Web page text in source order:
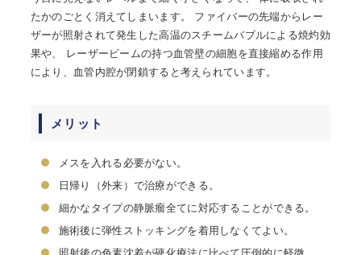
たかのごとく消えてしまいます。 ファイバーの先端からレー
ザーが照射されて発生した高温のスチームバブルによる焼灼効
果や、 レーザービームの持つ血管壁の細胞を直接縮める作用
により、血管内腔が閉鎖すると考えられています。
メリット
メスを入れる必要がない。
日帰り（外来）で治療ができる。
細かなタイプの静脈瘤全てに対応することができる。
施術後に弾性ストッキングを着用しなくてよい。